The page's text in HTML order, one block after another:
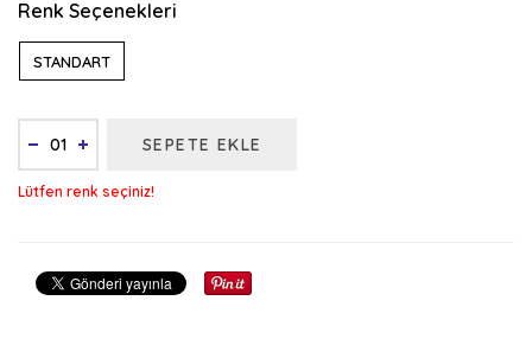
Renk Seçenekleri
STANDART
SEPETE EKLE
Lütfen renk seçiniz!